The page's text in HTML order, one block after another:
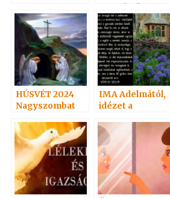
NEM LÉSZEN”
HÚSVÉT 2024
Nagyszombat
IMA Adelmától,
idézet a
Szellemtől 25.